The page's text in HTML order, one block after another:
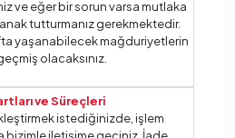
ve eğer bir sorun varsa mutlaka
tutturmanız gerekmektedir.
yaşanabilecek mağduriyetlerin
olacaksınız.
ve Süreçleri
istediğinizde, işlem